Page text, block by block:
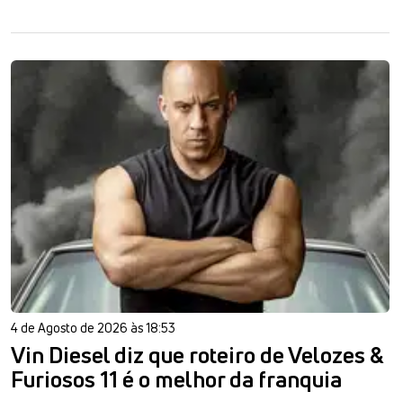
4 de Agosto de 2026 às 18:53
Vin Diesel diz que roteiro de Velozes &
Furiosos 11 é o melhor da franquia